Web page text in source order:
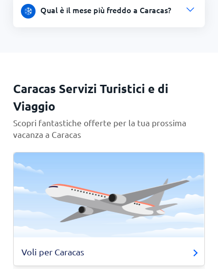
Qual è il mese più freddo a Caracas?
Caracas Servizi Turistici e di
Viaggio
Scopri fantastiche offerte per la tua prossima
vacanza a Caracas
Voli per Caracas